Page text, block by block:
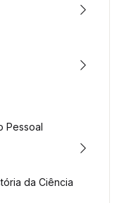
Pessoal
da Ciência